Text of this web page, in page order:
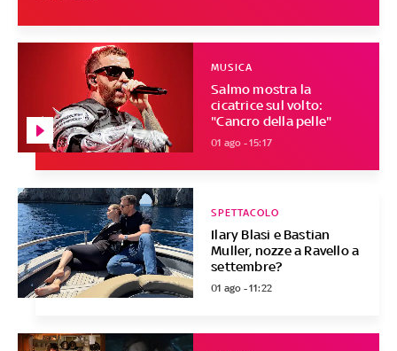
Salmo mostra la
cicatrice sul volto:
"Cancro della pelle"
MUSICA
01 ago - 15:17
Ilary Blasi e Bastian
Muller, nozze a Ravello a
settembre?
SPETTACOLO
01 ago - 11:22